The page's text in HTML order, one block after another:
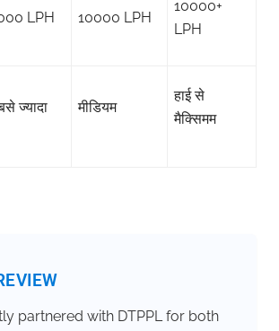
LPH
10000 LPH
10000+
LPH
ज्यादा मीडियम
हाई से
मैक्सिमम
partnered with DTPPL for both